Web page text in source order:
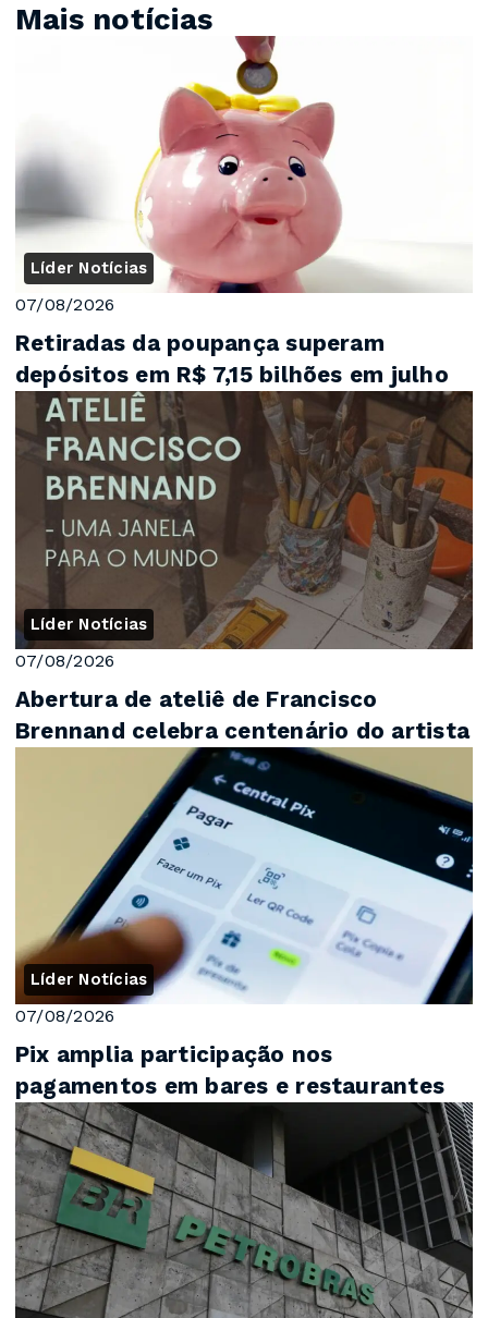
Mais notícias
Líder Notícias
07/08/2026
Retiradas da poupança superam
depósitos em R$ 7,15 bilhões em julho
Líder Notícias
07/08/2026
Abertura de ateliê de Francisco
Brennand celebra centenário do artista
Líder Notícias
07/08/2026
Pix amplia participação nos
pagamentos em bares e restaurantes